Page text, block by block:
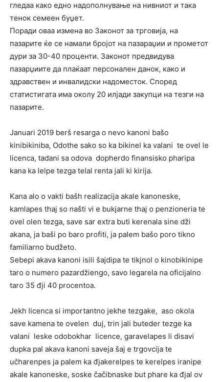
гледаа како едно надополнување на нивниот и така
тенок семеен буџет.
Поради оваа измена во Законот за трговија, на
пазарите ќе се намали бројот на пазараџии и прометот
дури за 30-40 проценти. Законот предвидува
пазарџиите да плаќаат персонален данок, како и
здравствен и инвалидски надоместок. Според
статистигата има околу 20 илјади закупци на тезги на
пазарите.
Januari 2019 berš resarga o nevo kanoni bašo
kinibikiniba, Odothe sako so ka bikinel ka valani te ovel le
licenca, tadani sa odova dopherdo finansisko pharipa
kana ka lelpe tezga telal renta jali ki kirija.
Kana alo o vakti bašh realizacija akale kanoneske,
kamlapes thaj so našti vi e bukjarne thaj o penzioneria te
ovel olen tezga, save sar extra buti kerenala sine dži
akana, ja baši po baro profiti, ja palem bašo poro tikno
familiarno budžeto.
Sebepi akava kanoni isili šajdipa te tikjnol o kinobikinipe
taro o numero pazardžiengo, savo legarela na oficijalno
taro 35 đji 40 procentoa.
Jekh licenca si importantno jekhe tezgake, aso okola
save kamena te ovelen duj, trin jali buteder tezge ka
valani leske odobokhar licence, garavelapes li disavi
dupka pal akava kanoni saveja šaj e trgovcija te
učharenpes ja palem ka đjakerelpes te kerelpes iranipe
akale kanoneske, soske čačibnaske but phare ka đjal ov